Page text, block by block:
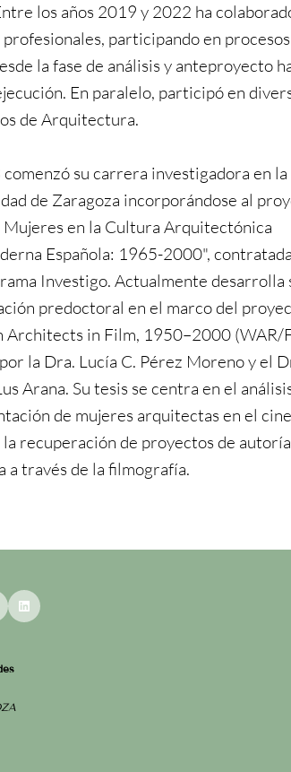
los años 2019 y 2022 ha
participando en
la fase de análisis y anteproyecto
En paralelo, participó en
de Arquitectura.
comenzó su carrera investigadora en la
de Zaragoza incorporándose al
en la Cultura Arquitectónica
Española: 1965-2000",
Investigo. Actualmente desarrolla
predoctoral en el marco del
Architects in Film, 1950–2000 (WAR/
la Dra. Lucía C. Pérez Moreno y el
Arana. Su tesis se centra en el
de mujeres arquitectas en el
la recuperación de proyectos de autoría
a través de la filmografía.
YouTubeLinkedIn